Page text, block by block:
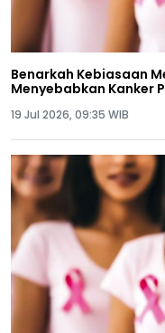
Benarkah Kebiasaan
Menyebabkan Kanker
19 Jul 2026, 09:35 WIB